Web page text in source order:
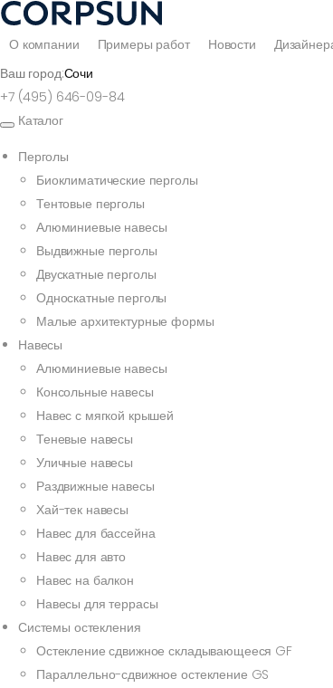
О компании Примеры работ Новости
Ваш город:Сочи
+7 (495) 646-09-84
Каталог
Перголы
Биоклиматические перголы
Тентовые перголы
Алюминиевые навесы
Выдвижные перголы
Двускатные перголы
Односкатные перголы
Малые архитектурные формы
Навесы
Алюминиевые навесы
Консольные навесы
Навес с мягкой крышей
Теневые навесы
Уличные навесы
Раздвижные навесы
Хай-тек навесы
Навес для бассейна
Навес для авто
Навес на балкон
Навесы для террасы
Системы остекления
Остекление сдвижное складывающееся GF
Параллельно-сдвижное остекление GS